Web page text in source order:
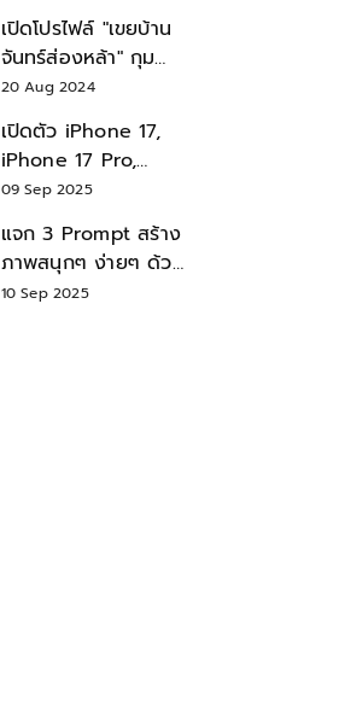
เปิดโปรไฟล์ "เขยบ้าน
จันทร์ส่องหล้า" กุม
บังเหียนธุรกิจตระกูล
"ชินวัตร"
20 Aug 2024
เปิดตัว iPhone 17,
iPhone 17 Pro,
iPhone 17 Air สเปค
09 Sep 2025
แจก 3 Prompt สร้าง
ภาพสนุกๆ ง่ายๆ ด้วย
Nano Banana ใน
10 Sep 2025